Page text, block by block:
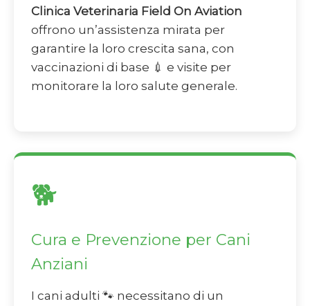
Clinica Veterinaria Field On Aviation
offrono un’assistenza mirata per
garantire la loro crescita sana, con
vaccinazioni di base 💉 e visite per
monitorare la loro salute generale.
🐕
Cura e Prevenzione per Cani
Anziani
I cani adulti 🐾 necessitano di un